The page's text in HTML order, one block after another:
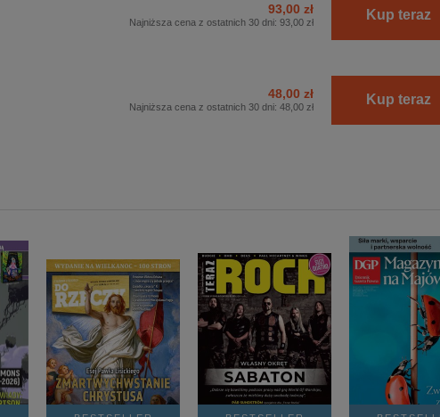
93,00 zł
Najniższa cena z ostatnich 30 dni: 93,00 zł Kup teraz
48,00 zł
Najniższa cena z ostatnich 30 dni: 48,00 zł Kup teraz